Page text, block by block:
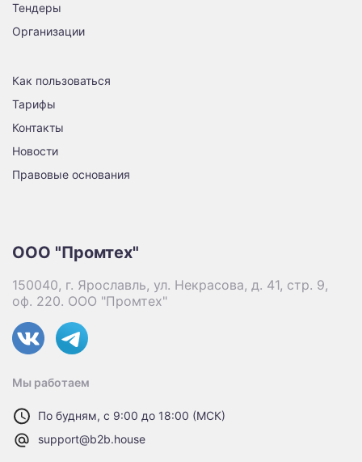
Тендеры
Организации
Как пользоваться
Тарифы
Контакты
Новости
Правовые основания
ООО "Промтех"
150040, г. Ярославль, ул. Некрасова, д. 41, стр. 9,
оф. 220. ООО "Промтех"
Мы работаем
По будням, с 9:00 до 18:00 (МСК)
support@b2b.house